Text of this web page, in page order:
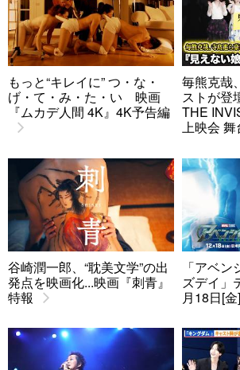
もっと“キレイに” つ・な・
げ・て・み・た・い 映画
『ムカデ人間 4K』4K予告編
毎熊克哉
ストが登
THE
上映会
谷崎潤一郎、“耽美文学”の出
発点を映画化...映画『刺青』
特報
「アベ
ズデイ」
月18日[